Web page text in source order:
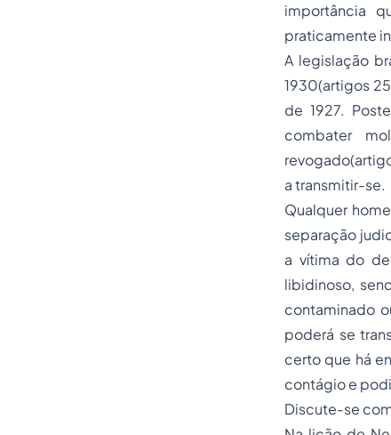
importância
praticamente
A legislação
1930(artigos
de 1927.
combater
a transmitir-se.
Qualquer
separação
a vítima do
libidinoso,
contaminado
poderá se
certo que há
contágio e
Discute-se